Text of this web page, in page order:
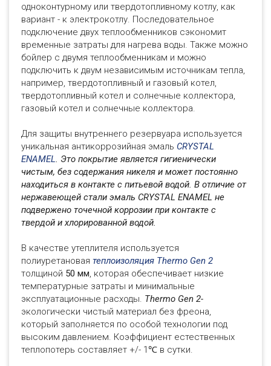
одноконтурному или твердотопливному котлу, как
вариант - к электрокотлу. Последовательное
подключение двух теплообменников сэкономит
временные затраты для нагрева воды. Также можно
бойлер с двумя теплообменникам и можно
подключить к двум независимым источникам тепла,
например, твердотопливный и газовый котел,
твердотопливный котел и солнечные коллектора,
газовый котел и солнечные коллектора.
Для защиты внутреннего резервуара используется
уникальная антикоррозийная эмаль CRYSTAL
ENAMEL. Это покрытие является гигиенически
чистым, без содержания никеля и может постоянно
находиться в контакте с питьевой водой. В отличие от
нержавеющей стали эмаль CRYSTAL ENAMEL не
подвержено точечной коррозии при контакте с
твердой и хлорированной водой.
В качестве утеплителя используется
полиуретановая теплоизоляция Thermo Gen 2
толщиной 50 мм, которая обеспечивает низкие
температурные затраты и минимальные
эксплуатационные расходы. Thermo Gen 2-
экологически чистый материал без фреона,
который заполняется по особой технологии под
высоким давлением. Коэффициент естественных
теплопотерь составляет +/- 1℃ в сутки.